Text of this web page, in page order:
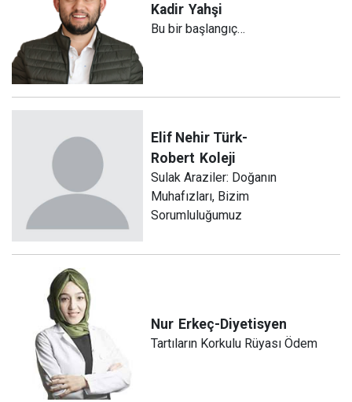
Kadir Yahşi
Bu bir başlangıç…
Elif Nehir Türk-
Robert Koleji
Sulak Araziler: Doğanın
Muhafızları, Bizim
Sorumluluğumuz
Nur Erkeç-Diyetisyen
Tartıların Korkulu Rüyası Ödem